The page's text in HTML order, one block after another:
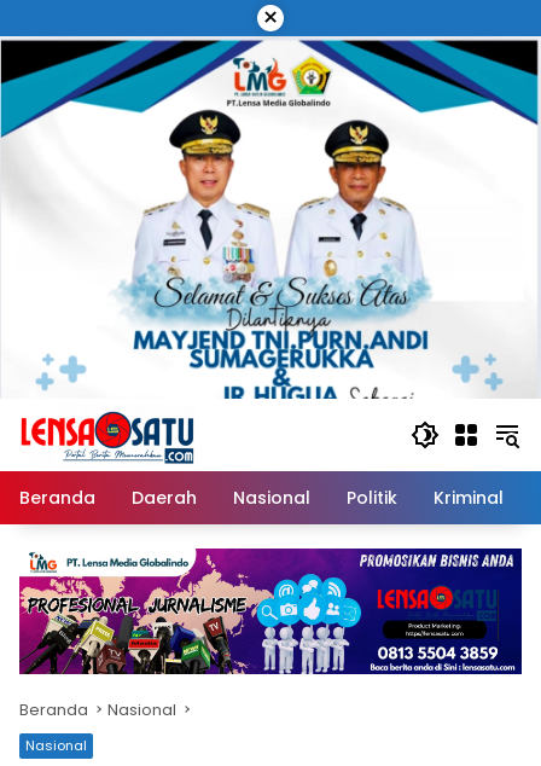
ke
konten
×
Beranda Daerah Nasional Politik Kriminal
Beranda Nasional
Nasional